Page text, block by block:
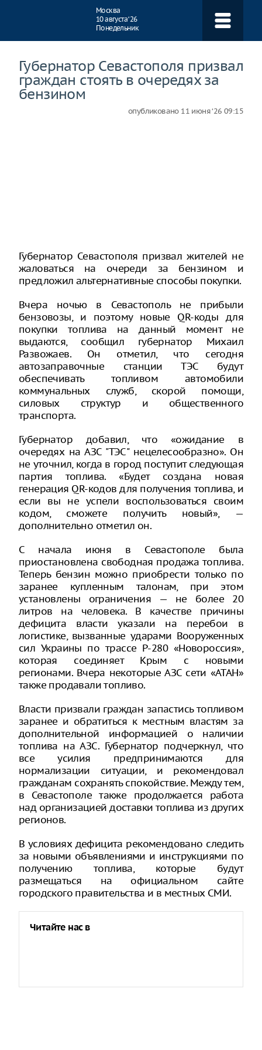
Москва
10 августа ‘26
Понедельник
Губернатор Севастополя призвал
граждан стоять в очередях за
бензином
опубликовано 11 июня ‘26 09:15
Губернатор Севастополя призвал жителей не
жаловаться на очереди за бензином и
предложил альтернативные способы покупки.
Вчера ночью в Севастополь не прибыли
бензовозы, и поэтому новые QR-коды для
покупки топлива на данный момент не
выдаются, сообщил губернатор Михаил
Развожаев. Он отметил, что сегодня
автозаправочные станции ТЭС будут
обеспечивать топливом автомобили
коммунальных служб, скорой помощи,
силовых структур и общественного
транспорта.
Губернатор добавил, что «ожидание в
очередях на АЗС "ТЭС" нецелесообразно». Он
не уточнил, когда в город поступит следующая
партия топлива. «Будет создана новая
генерация QR-кодов для получения топлива, и
если вы не успели воспользоваться своим
кодом, сможете получить новый», —
дополнительно отметил он.
С начала июня в Севастополе была
приостановлена свободная продажа топлива.
Теперь бензин можно приобрести только по
заранее купленным талонам, при этом
установлены ограничения — не более 20
литров на человека. В качестве причины
дефицита власти указали на перебои в
логистике, вызванные ударами Вооруженных
сил Украины по трассе Р-280 «Новороссия»,
которая соединяет Крым с новыми
регионами. Вчера некоторые АЗС сети «АТАН»
также продавали топливо.
Власти призвали граждан запастись топливом
заранее и обратиться к местным властям за
дополнительной информацией о наличии
топлива на АЗС. Губернатор подчеркнул, что
все усилия предпринимаются для
нормализации ситуации, и рекомендовал
гражданам сохранять спокойствие. Между тем,
в Севастополе также продолжается работа
над организацией доставки топлива из других
регионов.
В условиях дефицита рекомендовано следить
за новыми объявлениями и инструкциями по
получению топлива, которые будут
размещаться на официальном сайте
городского правительства и в местных СМИ.
Читайте нас в